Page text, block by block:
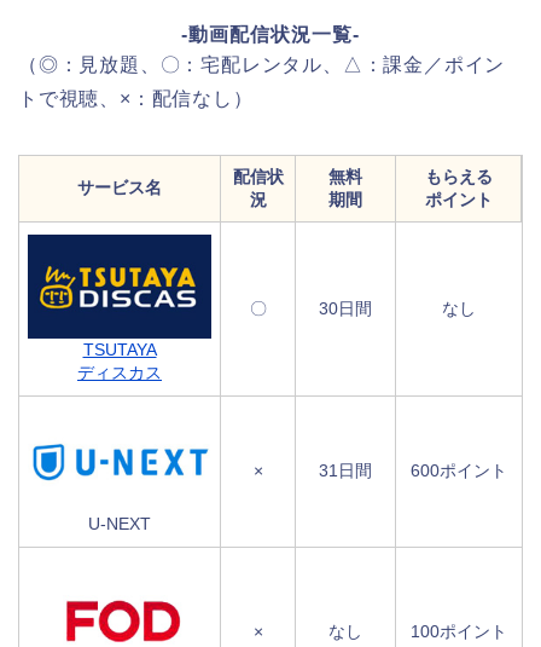
-動画配信状況一覧-
（◎：見放題、〇：宅配レンタル、△：課金／ポイン
トで視聴、×：配信なし）
サービス名
配信状
況
無料
期間
もらえる
ポイント
TSUTAYA
ディスカス
〇 30日間 なし
U-NEXT
× 31日間 600ポイント
× なし 100ポイント